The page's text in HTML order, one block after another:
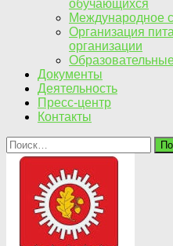
обучающихся
Международное
Организация
организации
Документы
Деятельность
Пресс-центр
Контакты
Найти: